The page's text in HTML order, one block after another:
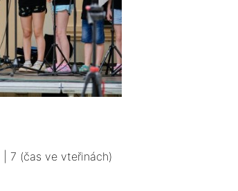
7 (čas ve vteřinách)